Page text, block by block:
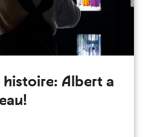
Albert a